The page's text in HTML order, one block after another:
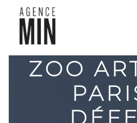
ZOO